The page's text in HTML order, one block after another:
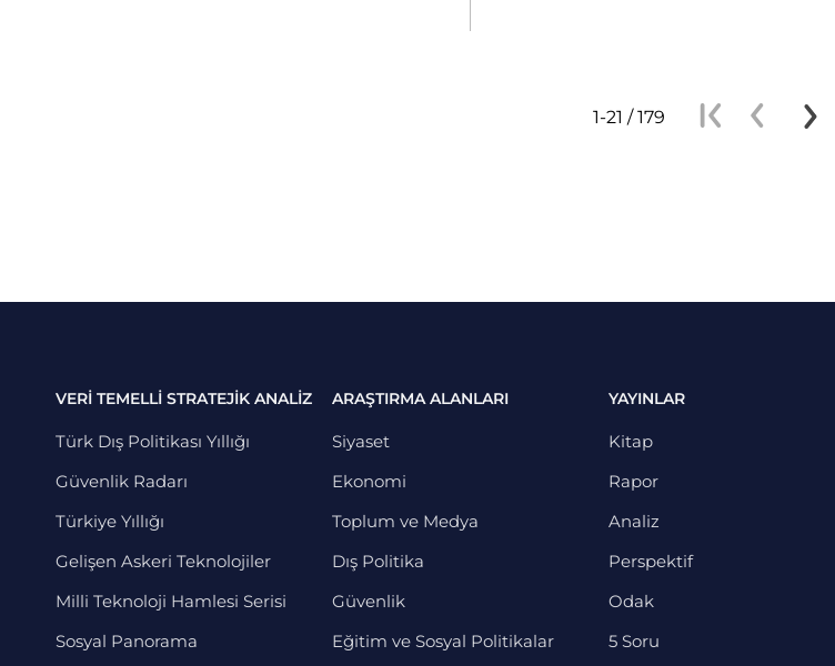
1-21 / 179
VERİ TEMELLİ STRATEJİK ANALİZ
Türk Dış Politikası Yıllığı
Güvenlik Radarı
Türkiye Yıllığı
Gelişen Askeri Teknolojiler
Milli Teknoloji Hamlesi Serisi
Sosyal Panorama
ARAŞTIRMA ALANLARI
Siyaset
Ekonomi
Toplum ve Medya
Dış Politika
Güvenlik
Eğitim ve Sosyal Politikalar
YAYINLAR
Kitap
Rapor
Analiz
Perspektif
Odak
5 Soru